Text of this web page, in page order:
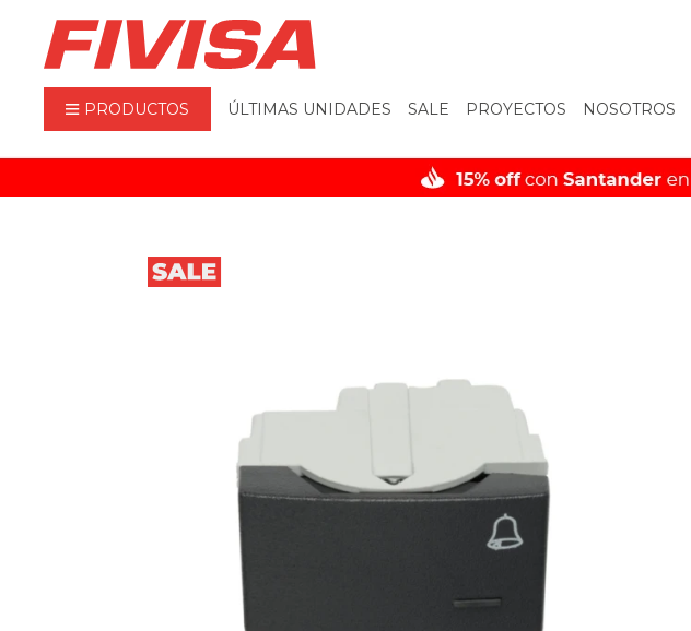
PRODUCTOS ÚLTIMAS UNIDADES SALE PROYECTOS NOSOTROS